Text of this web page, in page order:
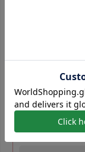
不織布バッグ
1. 展示会や販
2. オープンキ